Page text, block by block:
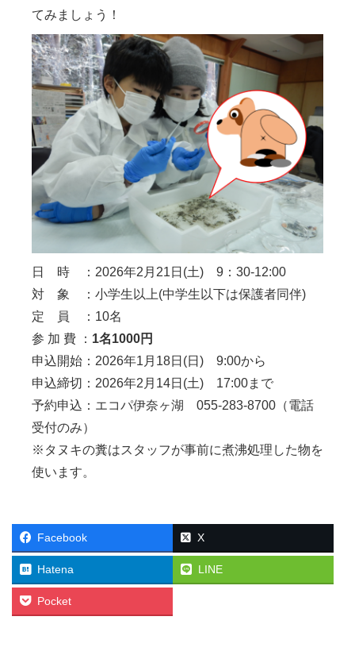
てみましょう！
日 時 ：2026年2月21日(土) 9：30-12:00
対 象 ：小学生以上(中学生以下は保護者同伴)
定 員 ：10名
参 加 費 ： 1名1000円
申込開始：2026年1月18日(日) 9:00から
申込締切：2026年2月14日(土) 17:00まで
予約申込：エコパ伊奈ヶ湖 055-283-8700（電話
受付のみ）
※タヌキの糞はスタッフが事前に煮沸処理した物を
使います。
Facebook X
Hatena LINE
Pocket